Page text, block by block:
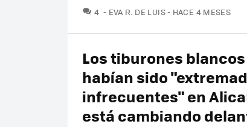
4 COMENTARIOS
EVA R. DE LUIS HACE 4 MESES
Los tiburones
habían sido
infrecuentes" en
está cambiando